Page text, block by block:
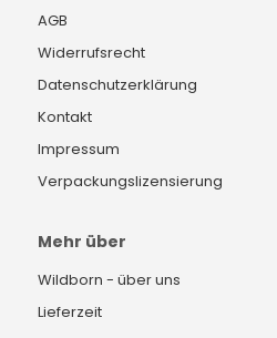
AGB
Widerrufsrecht
Datenschutzerklärung
Kontakt
Impressum
Verpackungslizensierung
Mehr über
Wildborn - über uns
Lieferzeit